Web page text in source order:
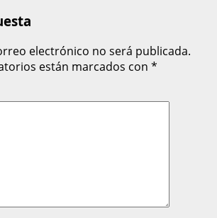
electrónico no será publicada.
están marcados con *